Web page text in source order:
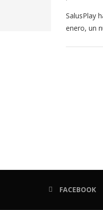
SalusPlay
enero, un
FACEBOOK